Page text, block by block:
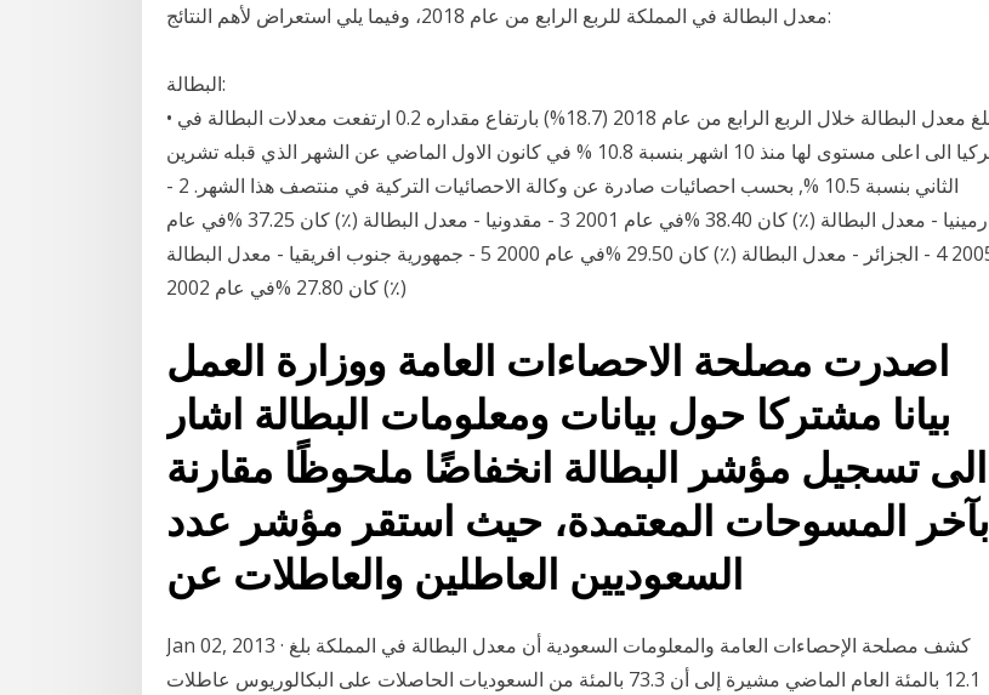
معدل البطالة في المملكة للربع الرابع من عام 2018، وفيما يلي استعراض لأهم النتائج:
البطالة:
• بلغ معدل البطالة خلال الربع الرابع من عام 2018 (18.7%) بارتفاع مقداره 0.2 ارتفعت معدلات البطالة في
تركيا الى اعلى مستوى لها منذ 10 اشهر بنسبة 10.8 % في كانون الاول الماضي عن الشهر الذي قبله تشرين
الثاني بنسبة 10.5 %, بحسب احصائيات صادرة عن وكالة الاحصائيات التركية في منتصف هذا الشهر. 2 -
ارمينيا - معدل البطالة (٪) كان 38.40 %في عام 2001 3 - مقدونيا - معدل البطالة (٪) كان 37.25 %في عام
2005 4 - الجزائر - معدل البطالة (٪) كان 29.50 %في عام 2000 5 - جمهورية جنوب افريقيا - معدل البطالة
(٪) كان 27.80 %في عام 2002
اصدرت مصلحة الاحصاءات العامة ووزارة العمل
بيانا مشتركا حول بيانات ومعلومات البطالة اشار
الى تسجيل مؤشر البطالة انخفاضًا ملحوظًا مقارنة
بآخر المسوحات المعتمدة، حيث استقر مؤشر عدد
السعوديين العاطلين والعاطلات عن
Jan 02, 2013 · كشف مصلحة الإحصاءات العامة والمعلومات السعودية أن معدل البطالة في المملكة بلغ
12.1 بالمئة العام الماضي مشيرة إلى أن 73.3 بالمئة من السعوديات الحاصلات على البكالوريوس عاطلات